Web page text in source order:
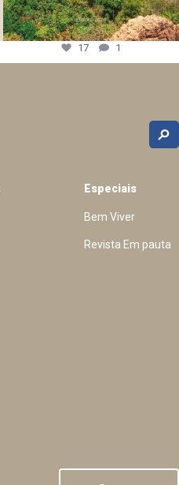
17 1
Especiais
Bem Viver
Revista Em pauta